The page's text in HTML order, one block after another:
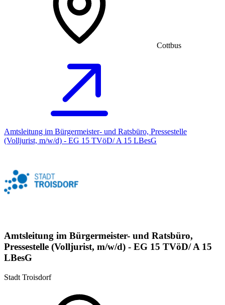
Cottbus
Amtsleitung im Bürgermeister- und Ratsbüro, Pressestelle
(Volljurist, m/w/d) - EG 15 TVöD/ A 15 LBesG
Amtsleitung im Bürgermeister- und Ratsbüro,
Pressestelle (Volljurist, m/w/d) - EG 15 TVöD/ A 15
LBesG
Stadt Troisdorf